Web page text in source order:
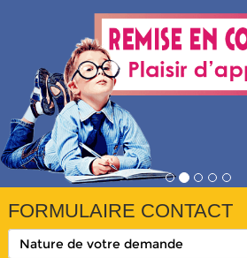
FORMULAIRE CONTACT
Nature de votre demande